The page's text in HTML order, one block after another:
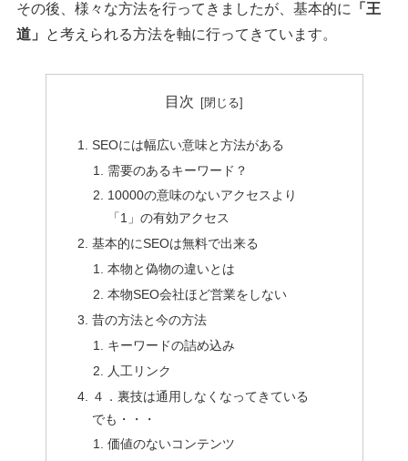
その後、様々な方法を行ってきましたが、基本的に
「王
道」
と考えられる方法を軸に行ってきています。
目次
SEOには幅広い意味と方法がある
需要のあるキーワード？
10000の意味のないアクセスより
「1」の有効アクセス
基本的にSEOは無料で出来る
本物と偽物の違いとは
本物SEO会社ほど営業をしない
昔の方法と今の方法
キーワードの詰め込み
人工リンク
４．裏技は通用しなくなってきている
でも・・・
価値のないコンテンツ